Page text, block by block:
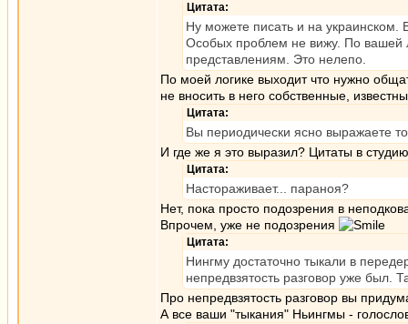
Цитата:
Ну можете писать и на
Особых проблем не вижу. По вашей
представлениям. Это нелепо.
По моей логике выходит что нужно
не вносить в него собственные,
Цитата:
Вы периодически ясно выражаете
И где же я это выразил? Цитаты в
Цитата:
Настораживает... параноя?
Нет, пока просто подозрения в
Впрочем, уже не подозрения
Цитата:
Нингму достаточно тыкали в
непредвзятость разговор уже был.
Про непредвзятость разговор вы
А все ваши "тыкания" Ньингмы -